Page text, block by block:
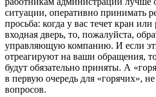
ситуации, оперативно принимать
просьба: когда у вас течет кран или
входная дверь, то, пожалуйста,
управляющую компанию. И если
отреагируют на ваши обращения,
будут обязательно приняты. А
в первую очередь для «горячих»,
вопросов.